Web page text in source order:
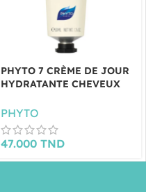
PHYTO 7 CRÈME DE JOUR
HYDRATANTE CHEVEUX
PHYTO
47.000 TND